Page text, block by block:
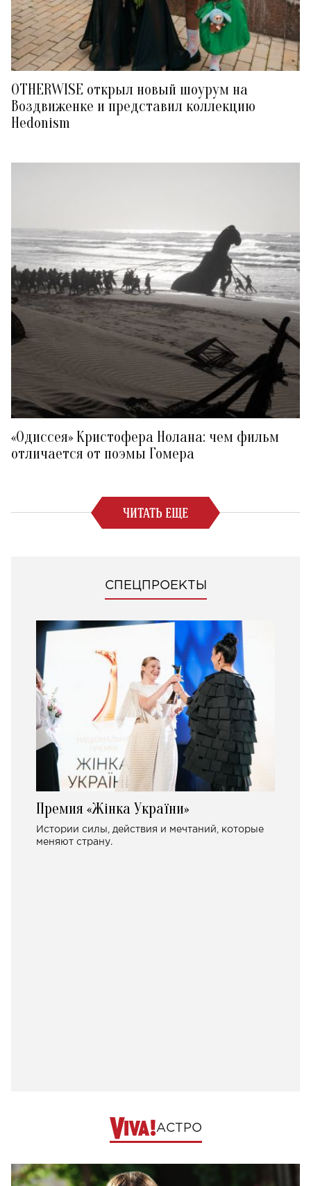
OTHERWISE открыл новый шоурум на
Воздвиженке и представил коллекцию
Hedonism
«Одиссея» Кристофера Нолана: чем фильм
отличается от поэмы Гомера
ЧИТАТЬ ЕЩЕ
СПЕЦПРОЕКТЫ
Премия «Жінка України»
Истории силы, действия и мечтаний, которые
меняют страну.
АСТРО